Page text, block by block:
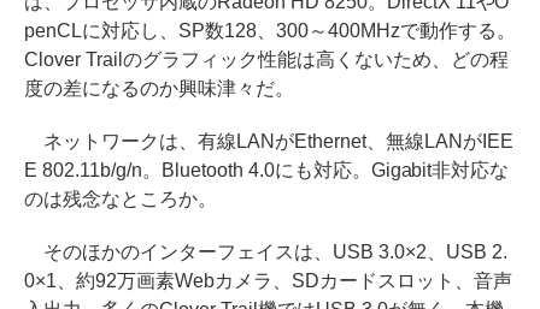
penCLに対応し、SP数128、300～400MHzで動作する。
Clover Trailのグラフィック性能は高くないため、どの程
度の差になるのか興味津々だ。
ネットワークは、有線LANがEthernet、無線LANがIEE
E 802.11b/g/n。Bluetooth 4.0にも対応。Gigabit非対応な
のは残念なところか。
そのほかのインターフェイスは、USB 3.0×2、USB 2.
0×1、約92万画素Webカメラ、SDカードスロット、音声